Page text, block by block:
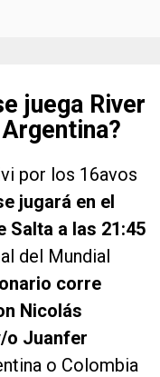
juega River
por los 16avos
jugará en el
Salta a las 21:45
del Mundial
corre
Nicolás
o Juanfer
o Colombia